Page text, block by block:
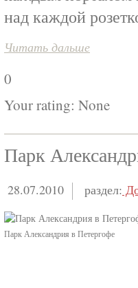
над каждой
Читать дальше
0
Your rating: None
Парк
28.07.2010 раздел:
Парк Александрия в Петергофе